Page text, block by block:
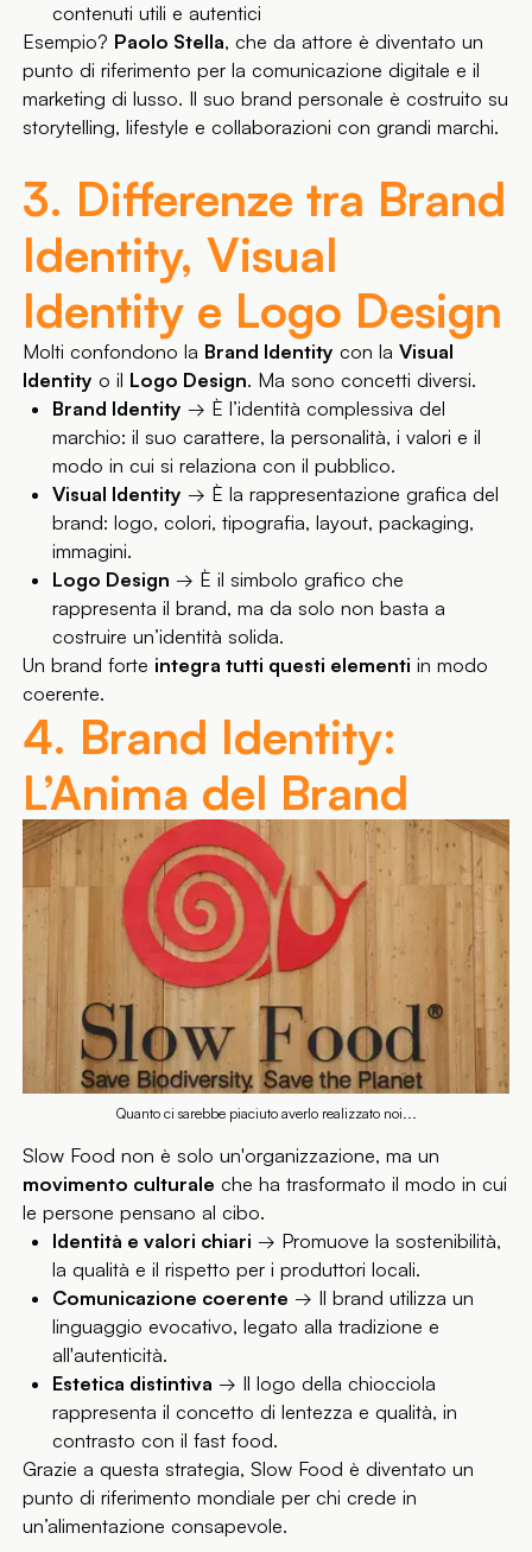
contenuti utili e autentici
Esempio? Paolo Stella, che da attore è diventato un
punto di riferimento per la comunicazione digitale e il
marketing di lusso. Il suo brand personale è costruito su
storytelling, lifestyle e collaborazioni con grandi marchi.
3. Differenze tra Brand
Identity, Visual
Identity e Logo Design
Molti confondono la Brand Identity con laVisual
Identity o il Logo Design. Ma sono concetti diversi.
Brand Identity → È l’identità complessiva del
marchio: il suo carattere, la personalità, i valori e il
modo in cui si relaziona con il pubblico.
Visual Identity → È la rappresentazione grafica del
brand: logo, colori, tipografia, layout, packaging,
immagini.
Logo Design → È il simbolo grafico che
rappresenta il brand, ma da solo non basta a
costruire un’identità solida.
Un brand forte integra tutti questi elementi in modo
coerente.
4. Brand Identity:
L’Anima del Brand
Slow Food non è solo un'organizzazione, ma un
movimento culturale che ha trasformato il modo in cui
le persone pensano al cibo.
Identità e valori chiari → Promuove la sostenibilità,
la qualità e il rispetto per i produttori locali.
Comunicazione coerente → Il brand utilizza un
linguaggio evocativo, legato alla tradizione e
all'autenticità.
Estetica distintiva → Il logo della chiocciola
rappresenta il concetto di lentezza e qualità, in
contrasto con il fast food.
Grazie a questa strategia, Slow Food è diventato un
punto di riferimento mondiale per chi crede in
un’alimentazione consapevole.
Quanto ci sarebbe piaciuto averlo realizzato noi...